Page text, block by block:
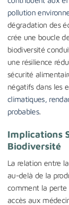
pollution
dégradation des
crée une boucle
biodiversité
une résilience
sécurité
négatifs dans les
climatiques,
probables.
Implications
Biodiversité
La relation entre
au-delà de la
comment la perte
accès aux